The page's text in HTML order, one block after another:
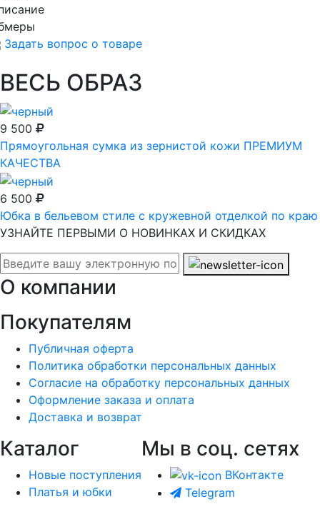
Задать вопрос о товаре
ВЕСЬ ОБРАЗ
9 500
Прямоугольная сумка из зернистой кожи ПРЕМИУМ
КАЧЕСТВА
6 500
Юбка в бельевом стиле с кружевной отделкой по краю
УЗНАЙТЕ ПЕРВЫМИ О НОВИНКАХ И СКИДКАХ
О компании
Покупателям
Публичная оферта
Политика обработки персональных данных
Согласие на обработку персональных данных
Оформление заказа и оплата
Доставка и возврат
Каталог
Новые поступления
Платья и юбки
Мы в соц. сетях
ВКонтакте
Telegram